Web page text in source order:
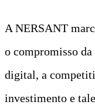
A NERSANT
o compromisso
digital, a
investimento e